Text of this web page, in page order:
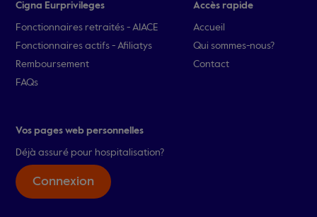
Cigna Eurprivileges
Fonctionnaires retraités - AIACE
Fonctionnaires actifs - Afiliatys
Remboursement
FAQs
Accès rapide
Accueil
Qui sommes-nous?
Contact
Vos pages web personnelles
Déjà assuré pour hospitalisation?
Connexion